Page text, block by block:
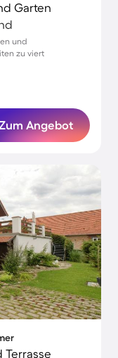
Garten
und
zu viert
Angebot